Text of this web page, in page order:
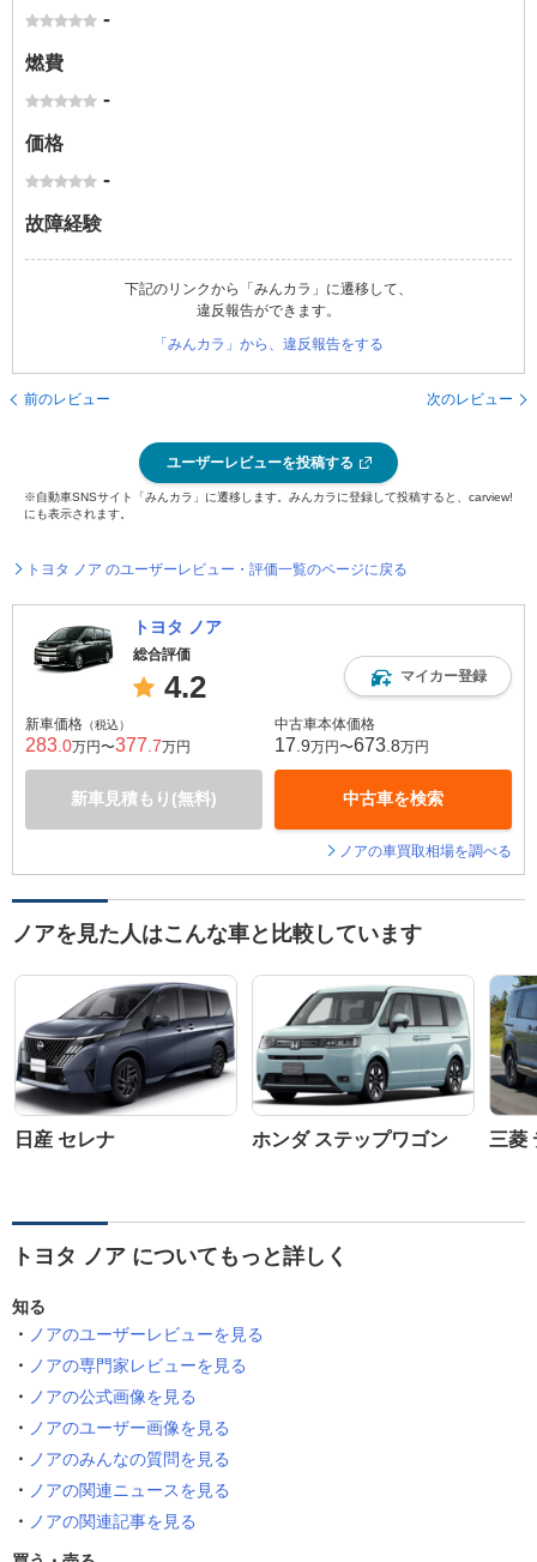
-
燃費
-
価格
-
故障経験
下記のリンクから「みんカラ」に遷移して、
違反報告ができます。
「みんカラ」から、違反報告をする
前のレビュー 次のレビュー
ユーザーレビューを投稿する
※自動車SNSサイト「みんカラ」に遷移します。みんカラに登録して投稿すると、carview!
にも表示されます。
トヨタ ノア のユーザーレビュー・評価一覧のページに戻る
トヨタ ノア
総合評価
4.2 マイカー登録
新車価格 （税込）
283 .0万円〜377 .7万円
新車見積もり(無料)
中古車本体価格
17 .9万円〜673 .8万円
中古車を検索
ノアの車買取相場を調べる
ノアを見た人はこんな車と比較しています
日産 セレナ ホンダ ステップワゴン 三菱
トヨタ ノア についてもっと詳しく
知る
ノアのユーザーレビューを見る
ノアの専門家レビューを見る
ノアの公式画像を見る
ノアのユーザー画像を見る
ノアのみんなの質問を見る
ノアの関連ニュースを見る
ノアの関連記事を見る